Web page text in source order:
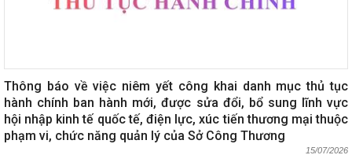
Thông báo về việc niêm yết công khai danh mục thủ tục
hành chính ban hành mới, được sửa đổi, bổ sung lĩnh vực
hội nhập kinh tế quốc tế, điện lực, xúc tiến thương mại thuộc
phạm vi, chức năng quản lý của Sở Công Thương
15/07/2026